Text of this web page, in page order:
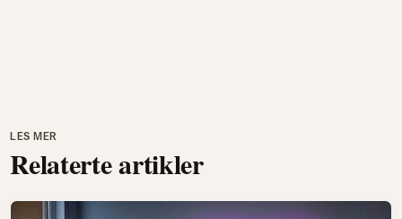
LES MER
Relaterte artikler